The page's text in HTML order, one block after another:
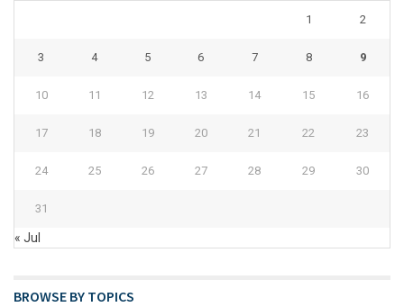
1 2
3 4 5 6 7 8 9
10 11 12 13 14 15 16
17 18 19 20 21 22 23
24 25 26 27 28 29 30
31
« Jul
BROWSE BY TOPICS